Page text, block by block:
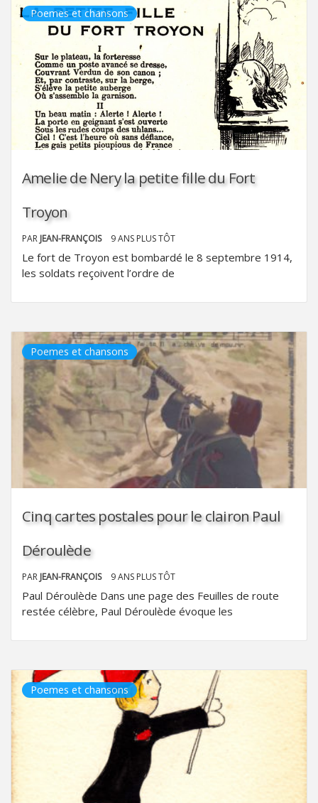
Poemes et chansons
Amelie de Nery la petite fille du Fort
Troyon
PAR JEAN-FRANÇOIS 9 ANS PLUS TÔT
Le fort de Troyon est bombardé le 8 septembre 1914,
les soldats reçoivent l’ordre de
Poemes et chansons
Cinq cartes postales pour le clairon Paul
Déroulède
PAR JEAN-FRANÇOIS 9 ANS PLUS TÔT
Paul Déroulède Dans une page des Feuilles de route
restée célèbre, Paul Déroulède évoque les
Poemes et chansons